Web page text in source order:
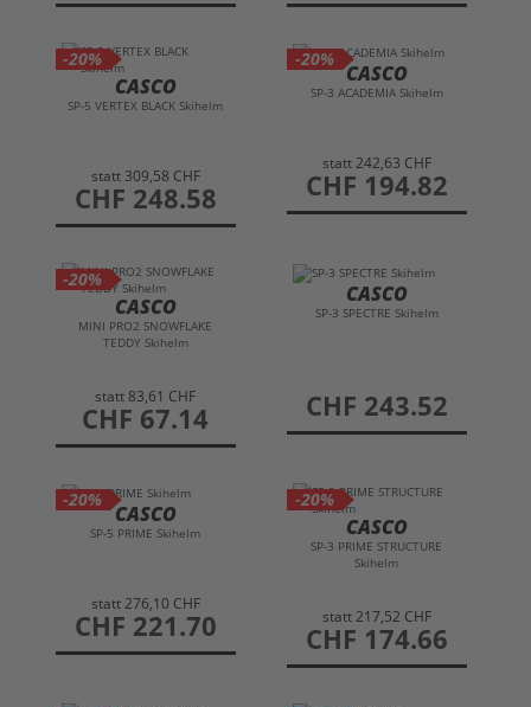
-20%
CASCO
SP-5 VERTEX BLACK Skihelm
statt 309,58 CHF
preis
CHF 248.58
-20%
CASCO
SP-3 ACADEMIA Skihelm
statt 242,63 CHF
preis
CHF 194.82
-20%
CASCO
MINI PRO2 SNOWFLAKE
TEDDY Skihelm
statt83,61 CHF
preis
CHF 67.14
CASCO
SP-3 SPECTRE Skihelm
preis
CHF 243.52
-20%
CASCO
SP-5 PRIME Skihelm
statt 276,10 CHF
preis
CHF 221.70
-20%
CASCO
SP-3 PRIME STRUCTURE
Skihelm
statt 217,52 CHF
preis
CHF 174.66